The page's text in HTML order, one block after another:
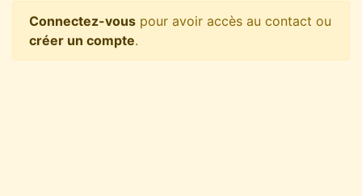
Connectez-vous pour avoir accès au contact ou
créer un compte.